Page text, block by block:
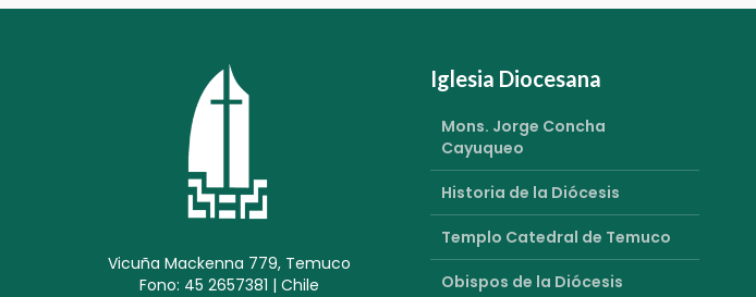
Vicuña Mackenna 779, Temuco
Fono: 45 2657381 | Chile
Iglesia Diocesana
Mons. Jorge Concha
Cayuqueo
Historia de la Diócesis
Templo Catedral de Temuco
Obispos de la Diócesis